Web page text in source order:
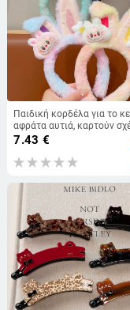
Παιδική κορδέλα για το
αφράτα αυτιά, καρτούν
πλύσιμο προσώπου
7.43 €